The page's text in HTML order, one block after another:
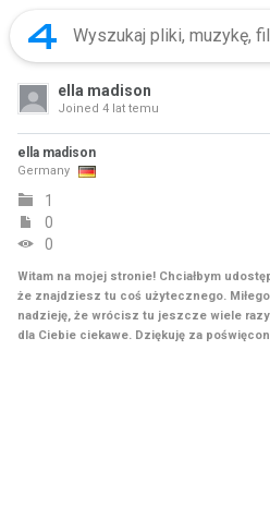
ella madison
Joined 4 lat temu
ella madison
Germany
1
0
0
Witam na mojej stronie! Chciałbym
że znajdziesz tu coś użytecznego.
nadzieję, że wrócisz tu jeszcze wiele
dla Ciebie ciekawe. Dziękuję za